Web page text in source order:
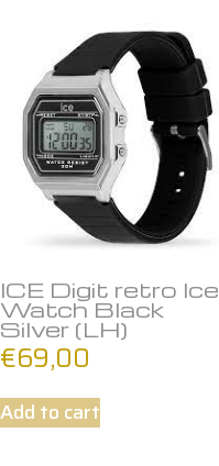
ICE Digit retro Ice
Watch Black
Silver (LH)
€69,00
Add to cart